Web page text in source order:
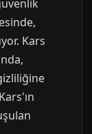
Kars